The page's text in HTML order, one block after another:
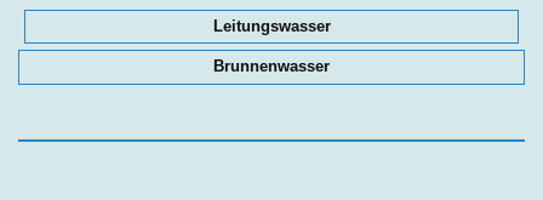
Leitungswasser
Brunnenwasser